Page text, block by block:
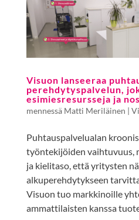
Visuon lanseeraa
perehdytyspalvelun,
esimiesresursseja ja
mennessä Matti Meriläinen |
Puhtauspalvelualan
työntekijöiden vaihtuvuus,
ja kielitaso, että yritysten
alkuperehdytykseen
Visuon tuo markkinoille
ammattilaisten kanssa